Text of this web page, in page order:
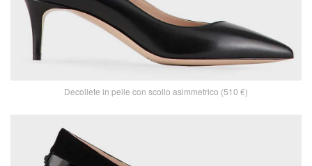
Decollete in pelle con scollo asimmetrico (510 €)